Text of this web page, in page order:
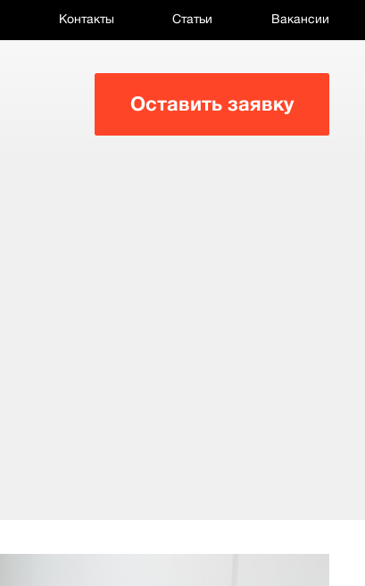
Контакты Статьи Вакансии
Оставить заявку